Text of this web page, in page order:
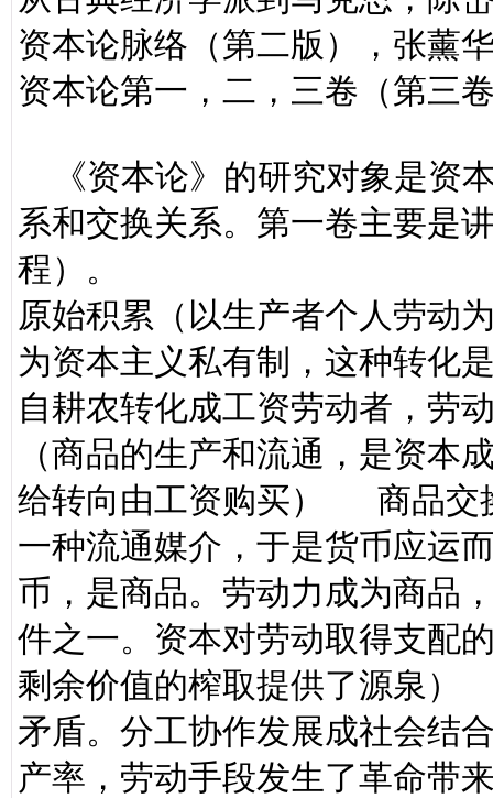
资本论脉络（第二版），张薰
资本论第一，二，三卷（第三
《资本论》的研究对象是资
系和交换关系。第一卷主要是
程）。
原始积累（以生产者个人劳动
为资本主义私有制，这种转化
自耕农转化成工资劳动者，
（商品的生产和流通，是资本
给转向由工资购买） 商品交
一种流通媒介，于是货币应运
币，是商品。劳动力成为商品
件之一。资本对劳动取得支配
剩余价值的榨取提供了源泉）
矛盾。分工协作发展成社会结
产率，劳动手段发生了革命带